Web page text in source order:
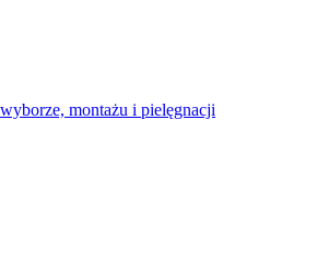
montażu i pielęgnacji